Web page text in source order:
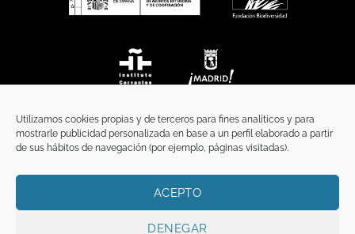
Utilizamos cookies propias y de terceros para fines analíticos y para
mostrarle publicidad personalizada en base a un perfil elaborado a partir
de sus hábitos de navegación (por ejemplo, páginas visitadas).
ACEPTO
DENEGAR
TÉRMINOS Y CONDICIONES